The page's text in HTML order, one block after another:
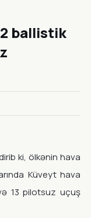
ballistik
ki, ölkənin hava
Küveyt hava
13 pilotsuz uçuş